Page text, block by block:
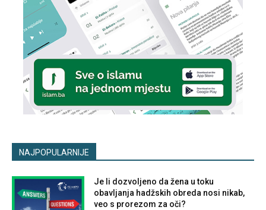
NAJPOPULARNIJE
Je li dozvoljeno da žena u toku
obavljanja hadžskih obreda nosi nikab,
veo s prorezom za oči?